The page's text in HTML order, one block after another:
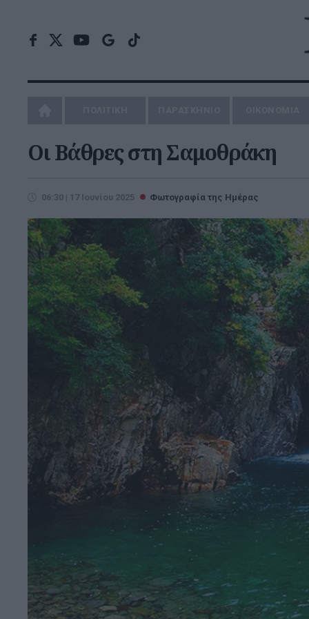
Οι Βάθρες στη Σαμοθράκη
06:30 | 17 Ιουνίου 2025 Φωτογραφία της Ημέρας